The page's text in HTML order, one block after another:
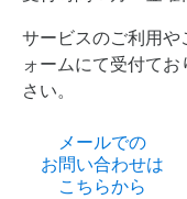
サービスのご利用や
ォームにて受付て
さい。
メールでの
お問い合わせは
こちらから